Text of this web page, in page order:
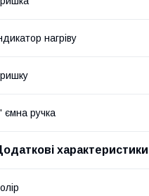
нагріву
ємна ручка
характеристики